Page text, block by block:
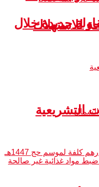
للاستهلاك
التشريعية
ألف مقاولة جديدة خلال